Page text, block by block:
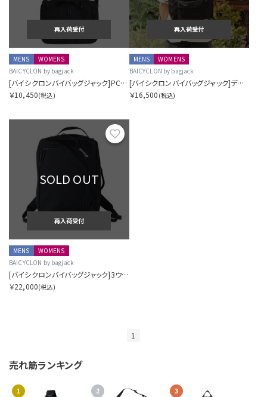
再入荷受付
MENS
WOMENS
BAICYCLON by bagjack
[バイシクロンバイバッグジャック]PCインナーバッグ
￥10,450(税込)
再入荷受付
MENS
WOMENS
BAICYCLON by bagjack
[バイシクロンバイバッグジャック]デイパック
￥16,500 (税込)
お気に入り
SOLD OUT
再入荷受付
MENS
WOMENS
BAICYCLON by bagjack
[バイシクロンバイバッグジャック]3ウェイバッグ
￥22,000(税込)
1
売れ筋ランキング
1 2 3